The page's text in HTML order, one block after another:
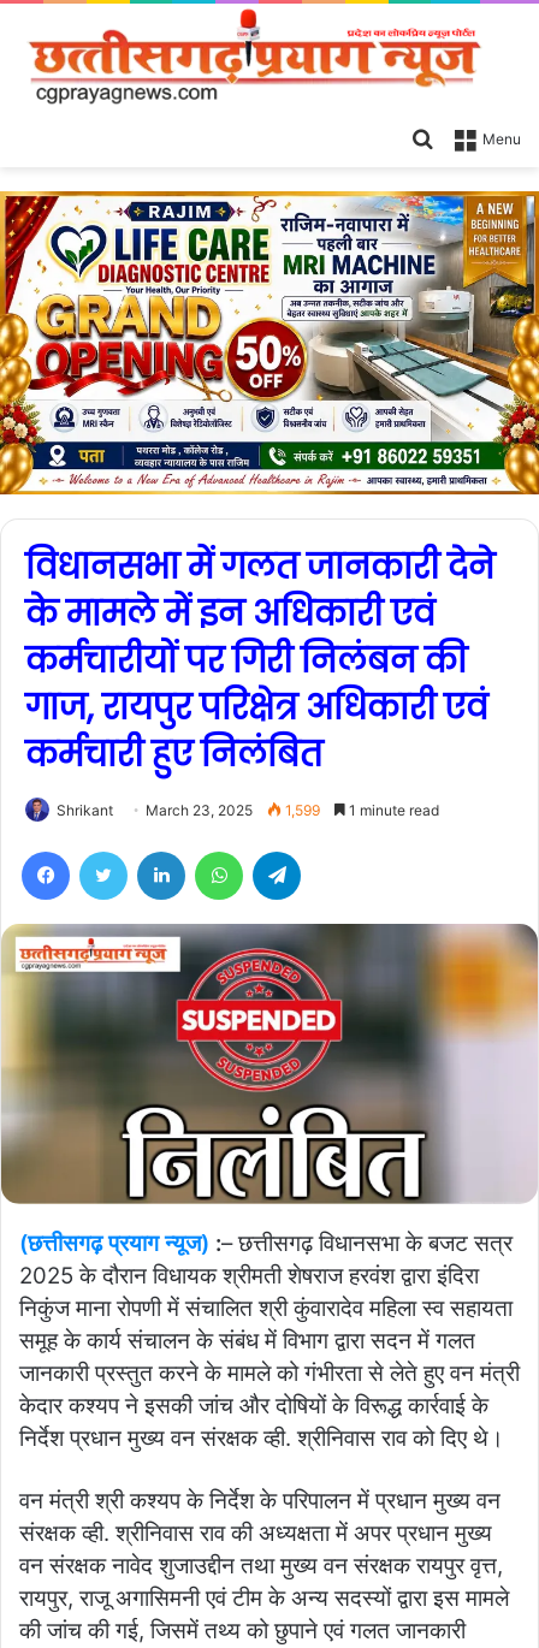
Menu
Search
विधानसभा में गलत जानकारी देने
के मामले में इन अधिकारी एवं
कर्मचारीयों पर गिरी निलंबन की
गाज, रायपुर परिक्षेत्र अधिकारी एवं
कर्मचारी हुए निलंबित
Shrikant March 23, 2025 1,599 1 minute read
(छत्तीसगढ़ प्रयाग न्यूज) :– छत्तीसगढ़ विधानसभा के बजट सत्र
2025 के दौरान विधायक श्रीमती शेषराज हरवंश द्वारा इंदिरा
निकुंज माना रोपणी में संचालित श्री कुंवारादेव महिला स्व सहायता
समूह के कार्य संचालन के संबंध में विभाग द्वारा सदन में गलत
जानकारी प्रस्तुत करने के मामले को गंभीरता से लेते हुए वन मंत्री
केदार कश्यप ने इसकी जांच और दोषियों के विरूद्ध कार्रवाई के
निर्देश प्रधान मुख्य वन संरक्षक व्ही. श्रीनिवास राव को दिए थे।
वन मंत्री श्री कश्यप के निर्देश के परिपालन में प्रधान मुख्य वन
संरक्षक व्ही. श्रीनिवास राव की अध्यक्षता में अपर प्रधान मुख्य
वन संरक्षक नावेद शुजाउद्दीन तथा मुख्य वन संरक्षक रायपुर वृत्त,
रायपुर, राजू अगासिमनी एवं टीम के अन्य सदस्यों द्वारा इस मामले
की जांच की गई, जिसमें तथ्य को छुपाने एवं गलत जानकारी